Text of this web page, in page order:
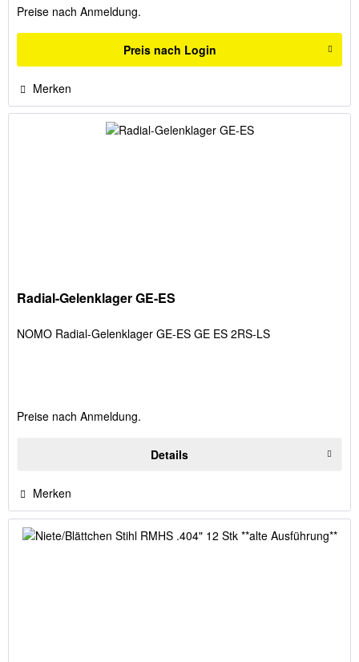
Preise nach Anmeldung.
Preis nach Login
Merken
Radial-Gelenklager GE-ES
NOMO Radial-Gelenklager GE-ES GE ES 2RS-LS
Preise nach Anmeldung.
Details
Merken